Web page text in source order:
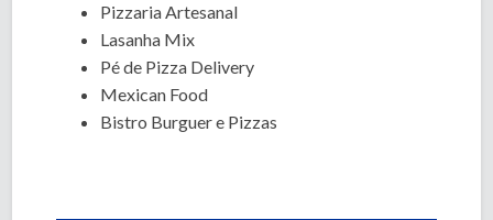
Pizzaria Artesanal
Lasanha Mix
Pé de Pizza Delivery
Mexican Food
Bistro Burguer e Pizzas